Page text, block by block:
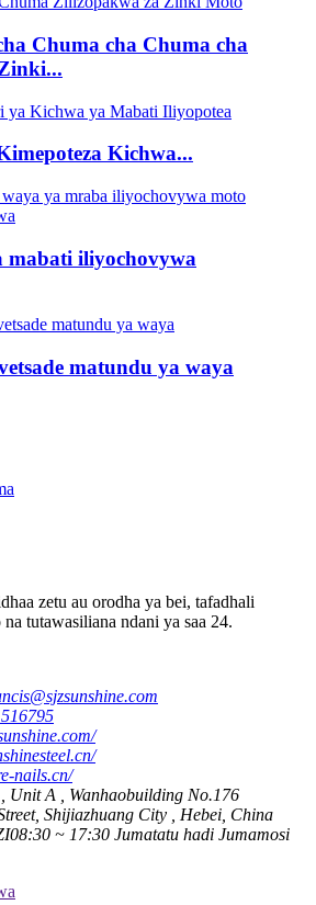
Chuma cha Chuma cha
Kichwa...
mabati iliyochovywa
matundu ya waya
zetu au orodha ya bei, tafadhali
tutawasiliana ndani ya saa 24.
nails.cn/
Unit A , Wanhaobuilding No.176
Shijiazhuang City , Hebei, China
08:30 ~ 17:30 Jumatatu hadi Jumamosi